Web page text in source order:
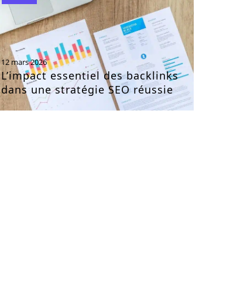
12 mars 2026
L’impact essentiel des backlinks
dans une stratégie SEO réussie